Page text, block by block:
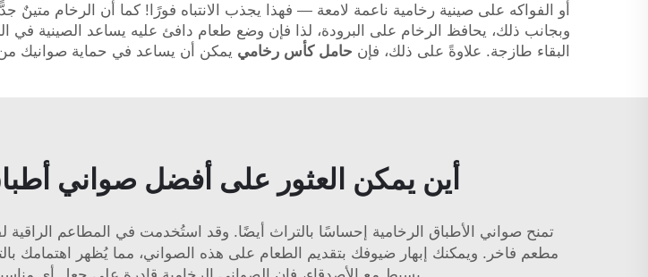
أو الفواكه على صينية رخامية ناعمة لامعة — فهذا يجذب الانتباه فورًا! كما أن الرخام
وبجانب ذلك، يحافظ الرخام على البرودة، لذا فإن وضع طعام دافئ عليه يساعد الصينية في
البقاء طازجة. علاوةً على ذلك، فإن حامل كأس رخامي يمكن أن يساعد في حماية صوانيك
أين يمكن العثور على أفضل صواني
تمنح صواني الأطباق الرخامية إحساسًا بالتراث أيضًا. وقد استُخدمت في المطاعم الراقية
مطعم فاخر. ويمكنك إبهار ضيوفك بتقديم الطعام على هذه الصواني، مما يُظهر اهتمامك